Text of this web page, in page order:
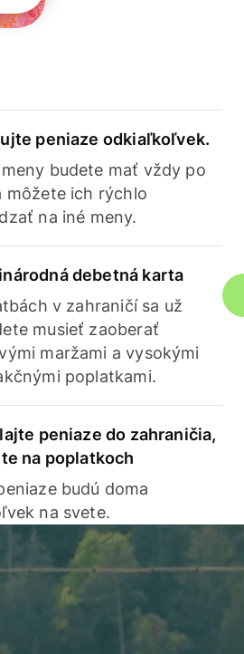
peniaze odkiaľkoľvek.
meny budete mať vždy po
môžete ich rýchlo
na iné meny.
debetná karta
v zahraničí sa už
musieť zaoberať
maržami a vysokými
poplatkami.
peniaze do zahraničia,
na poplatkoch
budú doma
na svete.